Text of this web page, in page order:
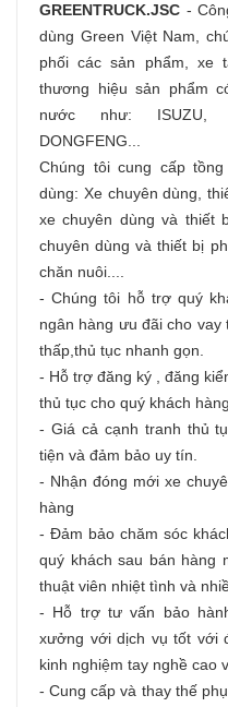
GREENTRUCK.JSC -
dùng Green Việt Nam,
phối các sản phẩm, xe
thương hiệu sản phẩm
nước như: ISUZU,
DONGFENG...
Chúng tôi cung cấp
dùng: Xe chuyên dùng,
xe chuyên dùng và thiết
chuyên dùng và thiết bị
chăn nuôi....
- Chúng tôi hỗ trợ quý
ngân hàng ưu đãi cho
thấp,thủ tục nhanh gọn.
- Hỗ trợ đăng ký , đăng
thủ tục cho quý khách hàng.
- Giá cả cạnh tranh thủ
tiện và đảm bảo uy tín.
- Nhận đóng mới xe
hàng
- Đảm bảo chăm sóc
quý khách sau bán hàng
thuật viên nhiệt tình và
- Hỗ trợ tư vấn bảo
xưởng với dịch vụ tốt với
kinh nghiệm tay nghề cao
- Cung cấp và thay thế